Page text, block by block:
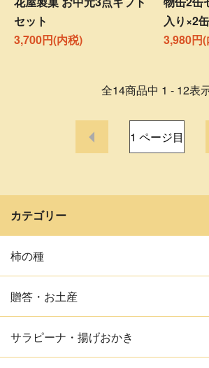
セット
3,700円(内税)
入り×2
3,980円
全14商品中 1 - 12表
1 ページ目
カテゴリー
柿の種
贈答・お土産
サラピーナ・揚げおかき